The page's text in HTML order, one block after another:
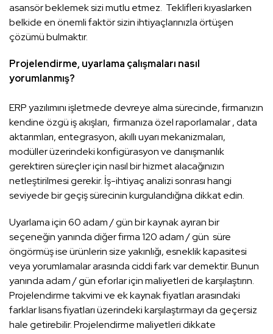
asansör beklemek sizi mutlu etmez. Teklifleri kıyaslarken
belkide en önemli faktör sizin ihtiyaçlarınızla örtüşen
çözümü bulmaktır.
Projelendirme, uyarlama çalışmaları nasıl
yorumlanmış?
ERP yazılımını işletmede devreye alma sürecinde, firmanızın
kendine özgü iş akışları, firmanıza özel raporlamalar , data
aktarımları, entegrasyon, akıllı uyarı mekanizmaları,
modüller üzerindeki konfigürasyon ve danışmanlık
gerektiren süreçler için nasıl bir hizmet alacağınızın
netleştirilmesi gerekir. İş-ihtiyaç analizi sonrası hangi
seviyede bir geçiş sürecinin kurgulandığına dikkat edin.
Uyarlama için 60 adam / gün bir kaynak ayıran bir
seçeneğin yanında diğer firma 120 adam / gün süre
öngörmüş ise ürünlerin size yakınlığı, esneklik kapasitesi
veya yorumlamalar arasında ciddi fark var demektir. Bunun
yanında adam / gün eforlar için maliyetleri de karşılaştırın.
Projelendirme takvimi ve ek kaynak fiyatları arasındaki
farklar lisans fiyatları üzerindeki karşılaştırmayı da geçersiz
hale getirebilir. Projelendirme maliyetleri dikkate